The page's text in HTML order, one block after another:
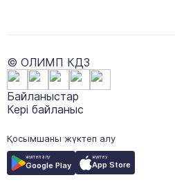
© ОЛИМП КДЗ
Байланыстар
Кері байланыс
Қосымшаны жүктеп алу
жүктеп алу
Google Play
жүктеу
App Store